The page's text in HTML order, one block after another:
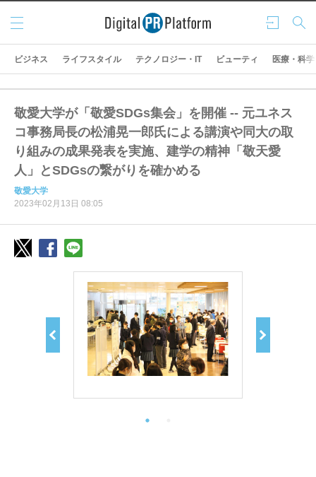
ログ
イン
検索
メニ
ュー
ビジネス ライフスタイル テクノロジー・IT ビューティ 医療・科学
敬愛大学が「敬愛SDGs集会」を開催 -- 元ユネス
コ事務局長の松浦晃一郎氏による講演や同大の取
り組みの成果発表を実施、建学の精神「敬天愛
人」とSDGsの繋がりを確かめる
敬愛大学
2023年02月13日 08:05